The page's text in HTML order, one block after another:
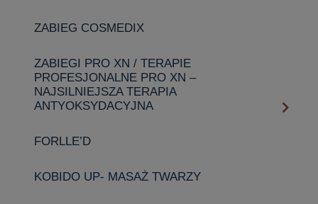
ZABIEG COSMEDIX
ZABIEGI PRO XN / TERAPIE
PROFESJONALNE PRO XN –
NAJSILNIEJSZA TERAPIA
ANTYOKSYDACYJNA
FORLLE’D
KOBIDO UP- MASAŻ TWARZY